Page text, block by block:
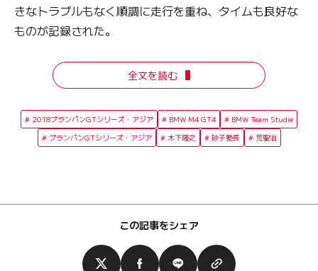
きなトラブルもなく順調に走行を重ね、タイムも良好な
ものが記録された。
全文を読む
2018ブランパンGTシリーズ・アジア BMW M4 GT4
BMW Team Studie
ブランパンGTシリーズ・アジア
木下隆之 砂子塾長 荒聖治
この記事をシェア